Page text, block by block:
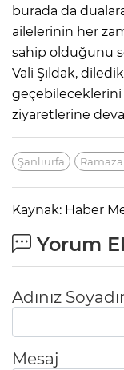
burada da
ailelerinin her
sahip olduğunu
Vali Şıldak,
ziyaretlerine
Şanlıurfa
Kaynak: Haber
Yorum
Adınız
Mesaj